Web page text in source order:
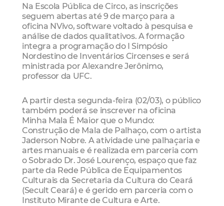
Na Escola Pública de Circo, as inscrições
seguem abertas até 9 de março para a
oficina NVivo, software voltado à pesquisa e
análise de dados qualitativos. A formação
integra a programação do I Simpósio
Nordestino de Inventários Circenses e será
ministrada por Alexandre Jerônimo,
professor da UFC.
A partir desta segunda-feira (02/03), o público
também poderá se inscrever na oficina
Minha Mala É Maior que o Mundo:
Construção de Mala de Palhaço, com o artista
Jaderson Nobre. A atividade une palhaçaria e
artes manuais e é realizada em parceria com
o Sobrado Dr. José Lourenço, espaço que faz
parte da Rede Pública de Equipamentos
Culturais da Secretaria da Cultura do Ceará
(Secult Ceará) e é gerido em parceria com o
Instituto Mirante de Cultura e Arte.